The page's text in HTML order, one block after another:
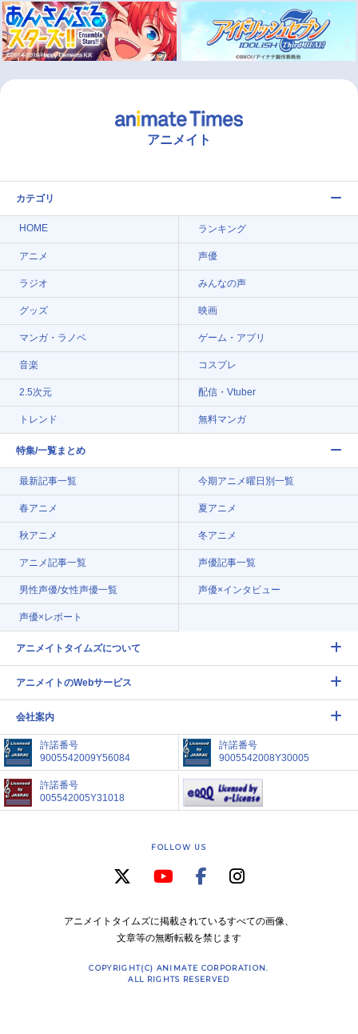
アニメイト
カテゴリ
HOME ランキング
アニメ 声優
ラジオ みんなの声
グッズ 映画
マンガ・ラノベ ゲーム・アプリ
音楽 コスプレ
2.5次元 配信・Vtuber
トレンド 無料マンガ
特集/一覧まとめ
最新記事一覧 今期アニメ曜日別一覧
春アニメ 夏アニメ
秋アニメ 冬アニメ
アニメ記事一覧 声優記事一覧
男性声優/女性声優一覧 声優×インタビュー
声優×レポート
アニメイトタイムズについて
アニメイトのWebサービス
会社案内
許諾番号
9005542009Y56084
許諾番号
9005542008Y30005
許諾番号
005542005Y31018
FOLLOW US
アニメイトタイムズに掲載されているすべての画像、
文章等の無断転載を禁じます
COPYRIGHT(C) ANIMATE CORPORATION.
ALL RIGHTS RESERVED